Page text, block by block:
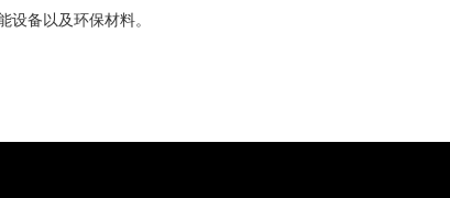
设备以及环保材料。